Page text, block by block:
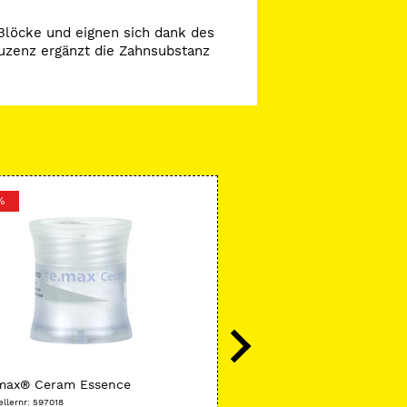
und eignen sich dank des
ergänzt die Zahnsubstanz
Ceram Essence
597018